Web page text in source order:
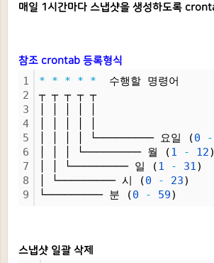
매일 1시간마다 스냅샷을 생성하도록
참조 crontab 등록형식
1
2
3
4
5
6
7
8
9
* * * * * 수행할 명령어
┬ ┬ ┬ ┬ ┬
│ │ │ │ └───────── 요일 (0 -
│ │ │ └───────── 월 (1 - 12)
│ │ └───────── 일 (1 - 31)
│ └───────── 시 (0 - 23)
└───────── 분 (0 - 59)
스냅샷 일괄 삭제